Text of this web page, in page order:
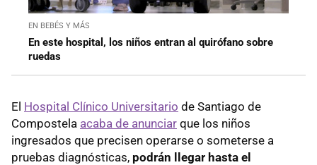
EN BEBÉS Y MÁS
En este hospital, los niños entran al quirófano sobre
ruedas
El Hospital Clínico Universitario de Santiago de
Compostela acaba de anunciar que los niños
ingresados que precisen operarse o someterse a
pruebas diagnósticas, podrán llegar hasta el